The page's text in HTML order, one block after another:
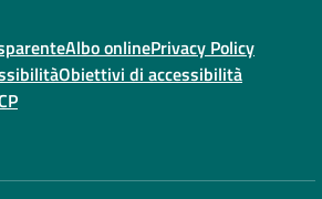
Albo onlinePrivacy Policy
Obiettivi di accessibilità